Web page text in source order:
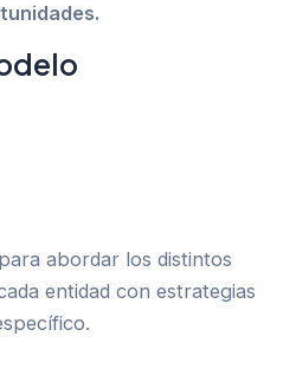
.
abordar los distintos
entidad con estrategias